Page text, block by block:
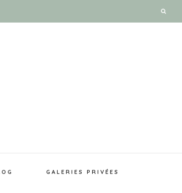
GALERIES PRIVÉES